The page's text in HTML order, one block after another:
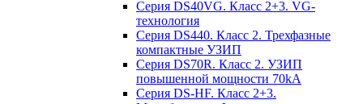
Серия DS40VG. Класс 2+3. VG-
технология
Серия DS440. Класс 2. Трехфазные
компактные УЗИП
Серия DS70R. Класс 2. УЗИП
повышенной мощности 70kA
Серия DS-HF. Класс 2+3.